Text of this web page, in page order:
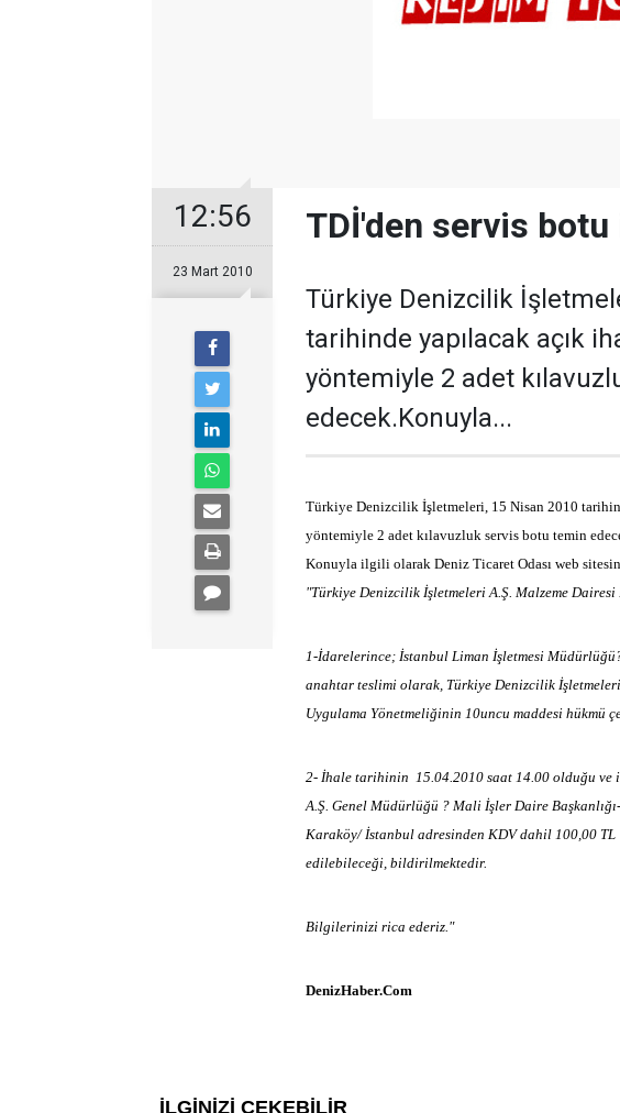
12:56
23 Mart 2010
TDİ'den servis
Türkiye Denizcilik
tarihinde yapılacak açık
yöntemiyle 2 adet
edecek.Konuyla...
Türkiye Denizcilik İşletmeleri, 15 Nisan 2010
yöntemiyle 2 adet kılavuzluk servis botu temin
Konuyla ilgili olarak Deniz Ticaret Odası web
"Türkiye Denizcilik İşletmeleri A.Ş. Malzeme Dairesi
1-İdarelerince; İstanbul Liman İşletmesi
anahtar teslimi olarak, Türkiye Denizcilik
Uygulama Yönetmeliğinin 10uncu maddesi hükmü
2- İhale tarihinin 15.04.2010 saat 14.00 olduğu ve
A.Ş. Genel Müdürlüğü ? Mali İşler Daire
Karaköy/ İstanbul adresinden KDV dahil
edilebileceği, bildirilmektedir.
Bilgilerinizi rica ederiz."
DenizHaber.Com